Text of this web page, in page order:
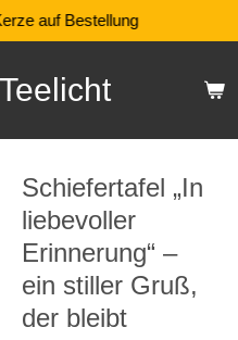
auf Bestellung
Schiefertafel „In
liebevoller
Erinnerung“ –
ein stiller Gruß,
der bleibt